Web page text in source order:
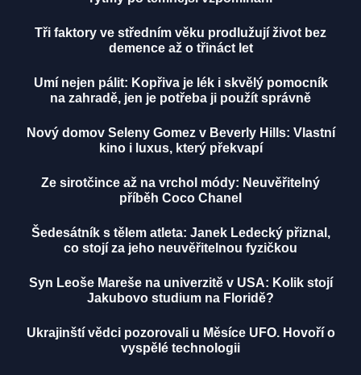
Tři faktory ve středním věku prodlužují život bez
demence až o třináct let
Umí nejen pálit: Kopřiva je lék i skvělý pomocník
na zahradě, jen je potřeba ji použít správně
Nový domov Seleny Gomez v Beverly Hills: Vlastní
kino i luxus, který překvapí
Ze sirotčince až na vrchol módy: Neuvěřitelný
příběh Coco Chanel
Šedesátník s tělem atleta: Janek Ledecký přiznal,
co stojí za jeho neuvěřitelnou fyzičkou
Syn Leoše Mareše na univerzitě v USA: Kolik stojí
Jakubovo studium na Floridě?
Ukrajinští vědci pozorovali u Měsíce UFO. Hovoří o
vyspělé technologii